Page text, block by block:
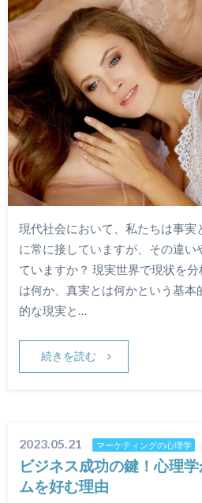
現代社会において、私たちは事実
に常に接していますが、その違い
ていますか？ 現実世界で現状を
は何か、真実とは何かという基本
的な現実と…
続きを読む
2023.05.21 マーケティングの心理学
ビジネス成功の鍵！心理
ムを好む理由